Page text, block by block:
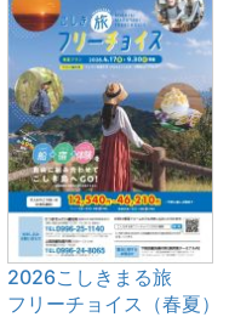
2026こしきまる旅
フリーチョイス（春夏）